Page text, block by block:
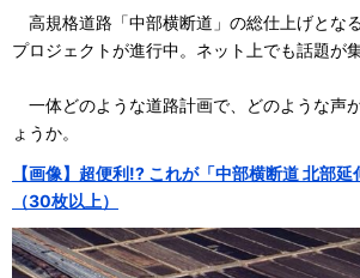
高規格道路「中部横断道」の総仕上げとな
プロジェクトが進行中。ネット上でも話題が
一体どのような道路計画で、どのような声
ょうか。
【画像】超便利!? これが「中部横断道 北部
（30枚以上）